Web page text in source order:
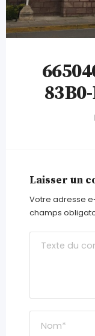
Laisser un
Votre adresse
champs